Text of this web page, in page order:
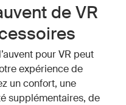
de VR
pour VR peut
expérience de
un confort, une
supplémentaires, de